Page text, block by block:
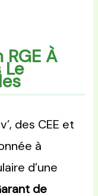
À
Le
des CEE et
à
d’une
de